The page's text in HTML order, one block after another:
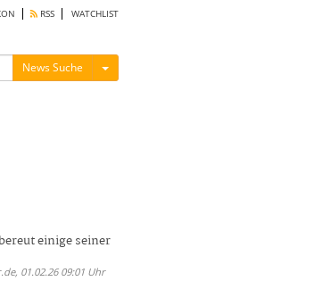
RSS WATCHLIST
News Suche Menü ein-/ausblenden
einige seiner
01.02.26 09:01 Uhr